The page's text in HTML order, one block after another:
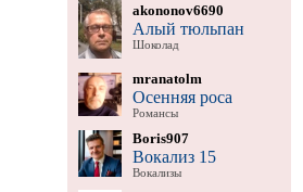
akononov6690
Алый тюльпан
Шоколад
mranatolm
Осенняя роса
Романсы
Boris907
Вокализ 15
Вокализы